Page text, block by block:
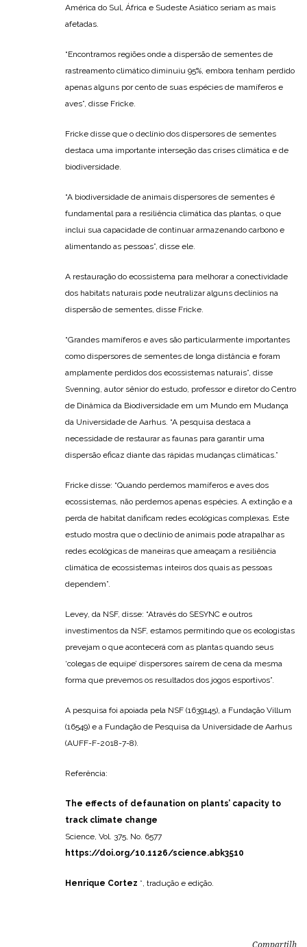
América do Sul, África e Sudeste Asiático seriam as mais
afetadas.
“Encontramos regiões onde a dispersão de sementes de
rastreamento climático diminuiu 95%, embora tenham perdido
apenas alguns por cento de suas espécies de mamíferos e
aves”, disse Fricke.
Fricke disse que o declínio dos dispersores de sementes
destaca uma importante interseção das crises climática e de
biodiversidade.
“A biodiversidade de animais dispersores de sementes é
fundamental para a resiliência climática das plantas, o que
inclui sua capacidade de continuar armazenando carbono e
alimentando as pessoas”, disse ele.
A restauração do ecossistema para melhorar a conectividade
dos habitats naturais pode neutralizar alguns declínios na
dispersão de sementes, disse Fricke.
“Grandes mamíferos e aves são particularmente importantes
como dispersores de sementes de longa distância e foram
amplamente perdidos dos ecossistemas naturais”, disse
Svenning, autor sênior do estudo, professor e diretor do Centro
de Dinâmica da Biodiversidade em um Mundo em Mudança
da Universidade de Aarhus. “A pesquisa destaca a
necessidade de restaurar as faunas para garantir uma
dispersão eficaz diante das rápidas mudanças climáticas.”
Fricke disse: “Quando perdemos mamíferos e aves dos
ecossistemas, não perdemos apenas espécies. A extinção e a
perda de habitat danificam redes ecológicas complexas. Este
estudo mostra que o declínio de animais pode atrapalhar as
redes ecológicas de maneiras que ameaçam a resiliência
climática de ecossistemas inteiros dos quais as pessoas
dependem”.
Levey, da NSF, disse: “Através do SESYNC e outros
investimentos da NSF, estamos permitindo que os ecologistas
prevejam o que acontecerá com as plantas quando seus
‘colegas de equipe’ dispersores saírem de cena da mesma
forma que prevemos os resultados dos jogos esportivos”.
A pesquisa foi apoiada pela NSF (1639145), a Fundação Villum
(16549) e a Fundação de Pesquisa da Universidade de Aarhus
(AUFF-F-2018-7-8).
Referência:
The effects of defaunation on plants’ capacity to
track climate change
Science, Vol. 375, No. 6577
https://doi.org/10.1126/science.abk3510
Henrique Cortez *, tradução e edição.
Compartilh